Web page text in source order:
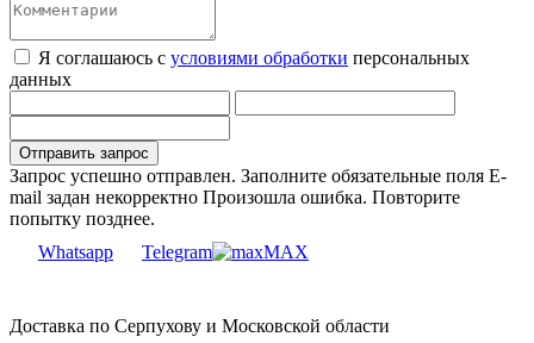
Я соглашаюсь с условиями обработки персональных
данных
Запрос успешно отправлен. Заполните обязательные поля E-
mail задан некорректно Произошла ошибка. Повторите
попытку позднее.
Whatsapp
Telegram MAX
Доставка по Серпухову и Московской области